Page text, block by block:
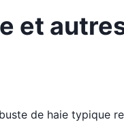
et
de haie typique